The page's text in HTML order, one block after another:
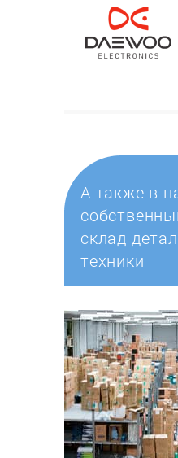
А также в
склад
техники